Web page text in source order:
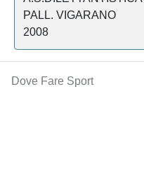
PALL. VIGARANO
2008
Dove Fare Sport